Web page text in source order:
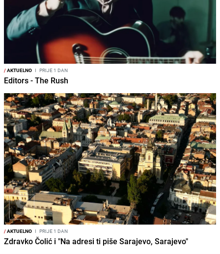
/AKTUELNO I PRIJE 1 DAN
Editors - The Rush
/AKTUELNO I PRIJE 1 DAN
Zdravko Čolić i "Na adresi ti piše Sarajevo, Sarajevo"